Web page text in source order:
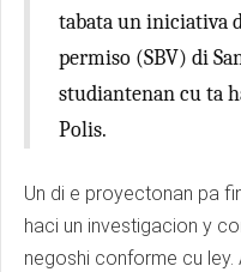
tabata un iniciativa
permiso (SBV) di
studiantenan cu ta
Polis.
Un di e proyectonan pa
haci un investigacion y
negoshi conforme cu